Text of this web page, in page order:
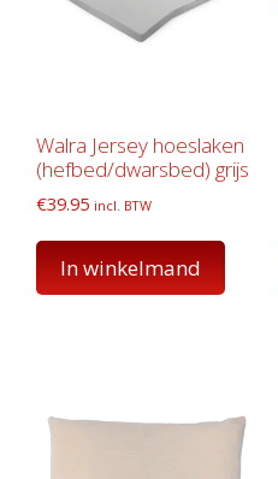
Walra Jersey hoeslaken
(hefbed/dwarsbed) grijs
€39.95 incl. BTW
In winkelmand